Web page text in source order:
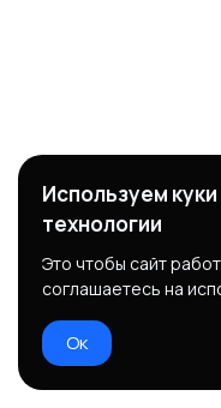
Используем
технологии
Это чтобы сайт
соглашаетесь на
Ок